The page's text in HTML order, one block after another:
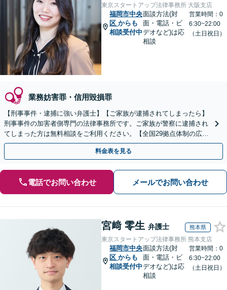
東京スタートアップ法律事務所 大阪支店
福岡市中央
区 からも
相談受付中
面談方法(対
面・電話・ビ
デオなど)は応
相談
営業時間：0
6:30~22:00
（土日祝日）
業務妨害罪・信用毀損罪
【刑事事件・逮捕に強い弁護士】【ご家族が逮捕されてしまったら】
刑事事件の加害者側専門の法律事務所です。ご家族が警察に逮捕され
てしまった方は無料相談をご利用ください。【全国29拠点体制の広域
対応】【弁護士待機中/当日中の電話相談可(予約制)】
料金表を見る
電話でお問い合わせ メールでお問い合わせ
宮﨑 零生 弁護士 熊本県
東京スタートアップ法律事務所 熊本支店
福岡市中央
区 からも
相談受付中
面談方法(対
面・電話・ビ
デオなど)は応
相談
営業時間：0
6:30~22:00
（土日祝日）